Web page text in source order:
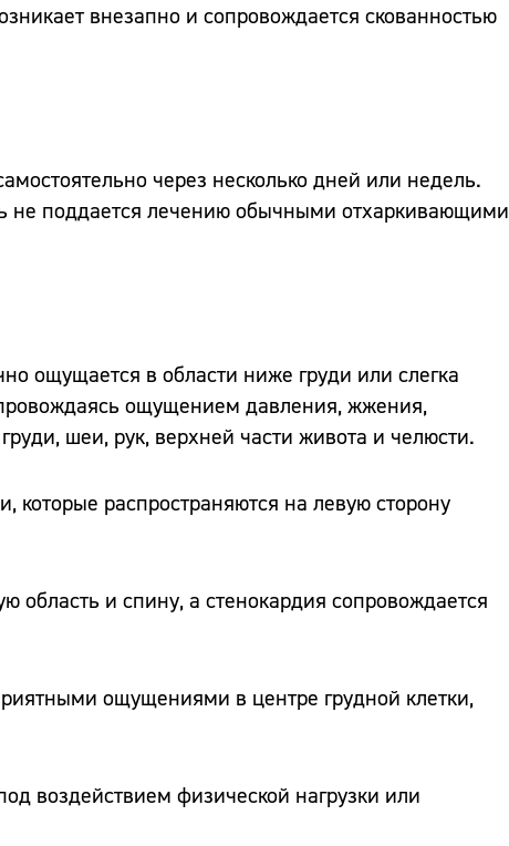
внезапно и сопровождается скованностью
через несколько дней или недель.
не поддается лечению обычными отхаркивающими
ощущается в области ниже груди или слегка
ощущением давления, жжения,
шеи, рук, верхней части живота и челюсти.
распространяются на левую сторону
область и спину, а стенокардия сопровождается
ощущениями в центре грудной клетки,
воздействием физической нагрузки или
Адрес: